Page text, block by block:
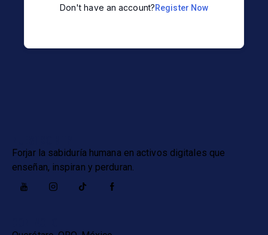
Don't have an account?Register Now
Forjar la sabiduría humana en activos digitales que
enseñan, inspiran y perduran.